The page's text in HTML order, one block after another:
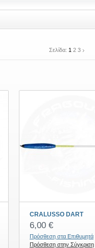
Σελίδα: 1 2 3
CRALUSSO DART
6,00 €
Πρόσθεση στα Επιθυμητά
Πρόσθεση στην Σύγκριση